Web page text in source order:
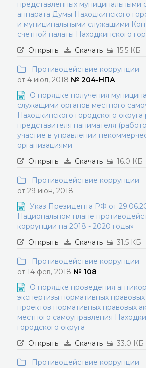
представленных муниципальными
аппарата Думы Находкинского
и муниципальными служащими
счетной палаты Находкинского
Открыть
Скачать 15.5 КБ
Противодействие коррупции
от 4 июл, 2018 № 204-НПА
О порядке получения
служащими органов местного
Находкинского городского
представителя нанимателя
участие в управлении
организациями
Открыть
Скачать 16.0 КБ
Противодействие коррупции
от 29 июн, 2018
Указ Президента РФ от
Национальном плане
коррупции на 2018 - 2020 годы»
Открыть
Скачать 31.5 КБ
Противодействие коррупции
от 14 фев, 2018 № 108
О порядке проведения
экспертизы нормативных правовых
проектов нормативных правовых
местного самоуправления
городского округа
Открыть
Скачать 33.0 КБ
Противодействие коррупции